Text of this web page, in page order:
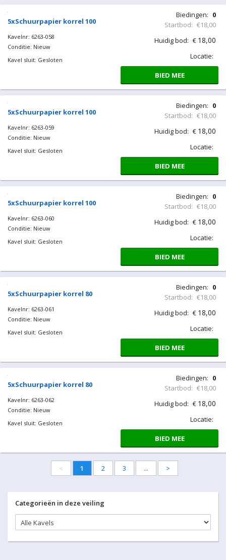
5xSchuurpapier korrel 180
waterproof
Kavelnr: 6263-057
Conditie: Nieuw
Kavel sluit: Gesloten
Biedingen: 0
Startbod: €18,00
18,00
Locatie:
BIED MEE
5xSchuurpapier korrel 100
Kavelnr: 6263-058
Conditie: Nieuw
Kavel sluit: Gesloten
Biedingen: 0
Startbod: €18,00
18,00
Locatie:
BIED MEE
5xSchuurpapier korrel 100
Kavelnr: 6263-059
Conditie: Nieuw
Kavel sluit: Gesloten
Biedingen: 0
Startbod: €18,00
18,00
Locatie:
BIED MEE
5xSchuurpapier korrel 100
Kavelnr: 6263-060
Conditie: Nieuw
Kavel sluit: Gesloten
Biedingen: 0
Startbod: €18,00
18,00
Locatie:
BIED MEE
5xSchuurpapier korrel 80
Kavelnr: 6263-061
Conditie: Nieuw
Kavel sluit: Gesloten
Biedingen: 0
Startbod: €18,00
18,00
Locatie:
BIED MEE
5xSchuurpapier korrel 80
Conditie: Nieuw
Kavel sluit: Gesloten
Biedingen:
Startbod: